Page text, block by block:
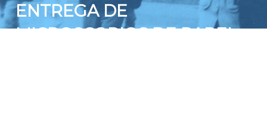
ENTREGA DE
MICROSCOPIOS DE PAPEL